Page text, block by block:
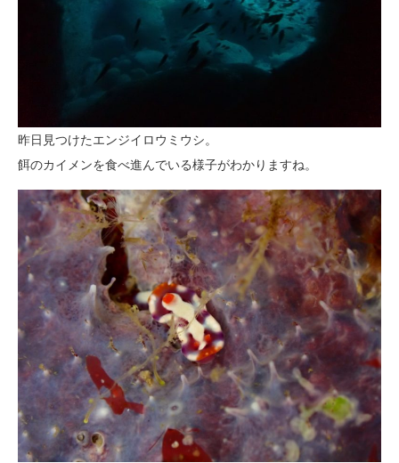
昨日見つけたエンジイロウミウシ。
餌のカイメンを食べ進んでいる様子がわかりますね。